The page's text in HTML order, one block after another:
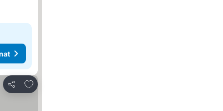
Jaa
Lisää suosikkeihin